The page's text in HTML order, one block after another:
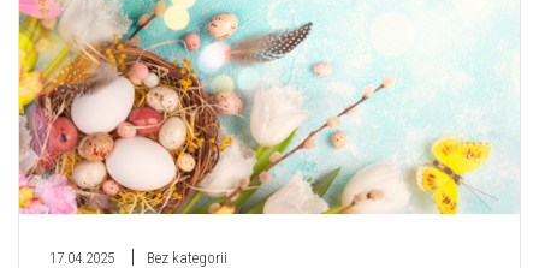
17.04.2025 Bez kategorii